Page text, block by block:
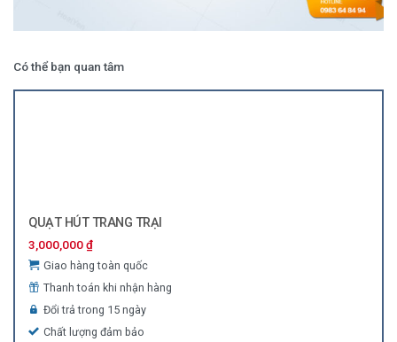
Có thể bạn quan tâm
QUẠT HÚT TRANG TRẠI
3,000,000₫
Giao hàng toàn quốc
Thanh toán khi nhận hàng
Đổi trả trong 15 ngày
Chất lượng đảm bảo